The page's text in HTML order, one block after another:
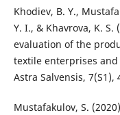
Khodiev, B. Y.,
Y. I., & Khavrova, K.
evaluation of the
textile enterprises
Astra Salvensis, 7(S1),
Mustafakulov, S.